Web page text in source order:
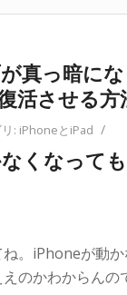
真っ暗に
活させる方
: iPhoneとiPad /
くなって
。iPhoneが動
のかわからんの